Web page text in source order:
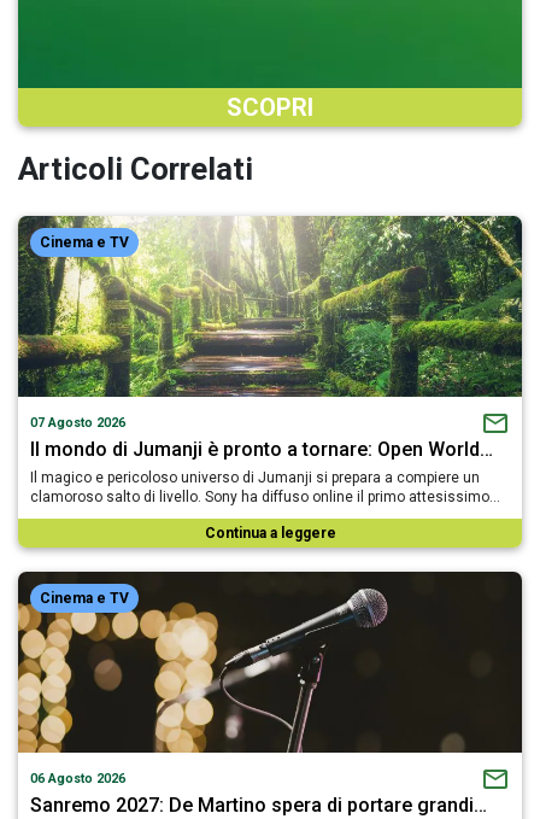
SCOPRI
Articoli Correlati
Cinema e TV
07 Agosto 2026
Il mondo di Jumanji è pronto a tornare: Open World…
Il magico e pericoloso universo di Jumanji si prepara a compiere un
clamoroso salto di livello. Sony ha diffuso online il primo attesissimo…
Continua a leggere
Cinema e TV
06 Agosto 2026
Sanremo 2027: De Martino spera di portare grandi…